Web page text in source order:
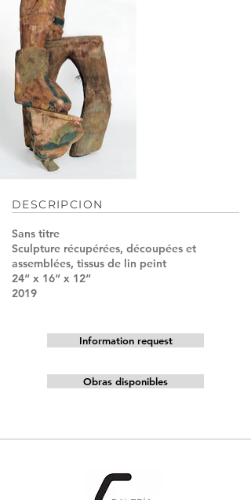
DESCRIPCION
Sans titre
Sculpture récupérées, découpées et
assemblées, tissus de lin peint
24“ x 16“ x 12“
2019
Information request
Obras disponibles